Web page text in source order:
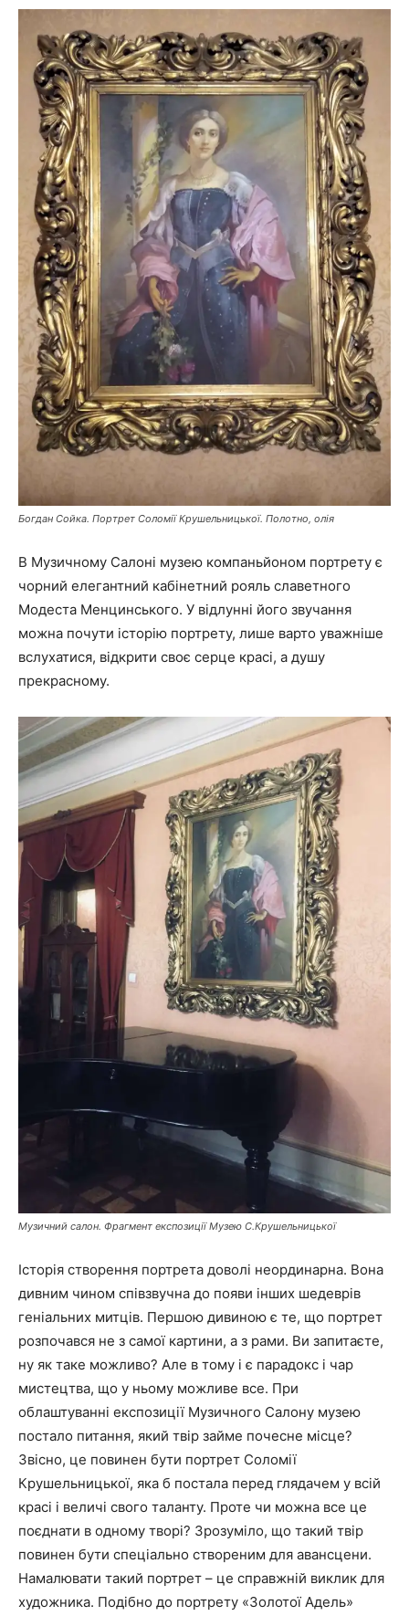
Богдан Сойка. Портрет Соломії Крушельницької. Полотно, олія
В Музичному Салоні музею компаньйоном портрету є
чорний елегантний кабінетний рояль славетного
Модеста Менцинського. У відлунні його звучання
можна почути історію портрету, лише варто уважніше
вслухатися, відкрити своє серце красі, а душу
прекрасному.
Музичний салон. Фрагмент експозиції Музею С.Крушельницької
Історія створення портрета доволі неординарна. Вона
дивним чином співзвучна до появи інших шедеврів
геніальних митців. Першою дивиною є те, що портрет
розпочався не з самої картини, а з рами. Ви запитаєте,
ну як таке можливо? Але в тому і є парадокс і чар
мистецтва, що у ньому можливе все. При
облаштуванні експозиції Музичного Салону музею
постало питання, який твір займе почесне місце?
Звісно, це повинен бути портрет Соломії
Крушельницької, яка б постала перед глядачем у всій
красі і величі свого таланту. Проте чи можна все це
поєднати в одному творі? Зрозуміло, що такий твір
повинен бути спеціально створеним для авансцени.
Намалювати такий портрет – це справжній виклик для
художника. Подібно до портрету «Золотої Адель»